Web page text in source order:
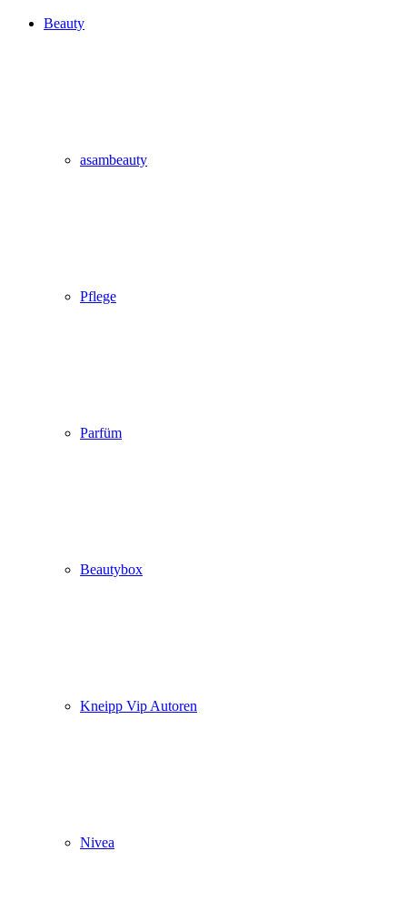
Beauty
asambeauty
Pflege
Parfüm
Beautybox
Kneipp Vip Autoren
Nivea